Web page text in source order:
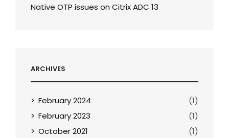
Native OTP issues on Citrix ADC 13
ARCHIVES
February 2024
(1)
February 2023
(1)
October 2021
(1)